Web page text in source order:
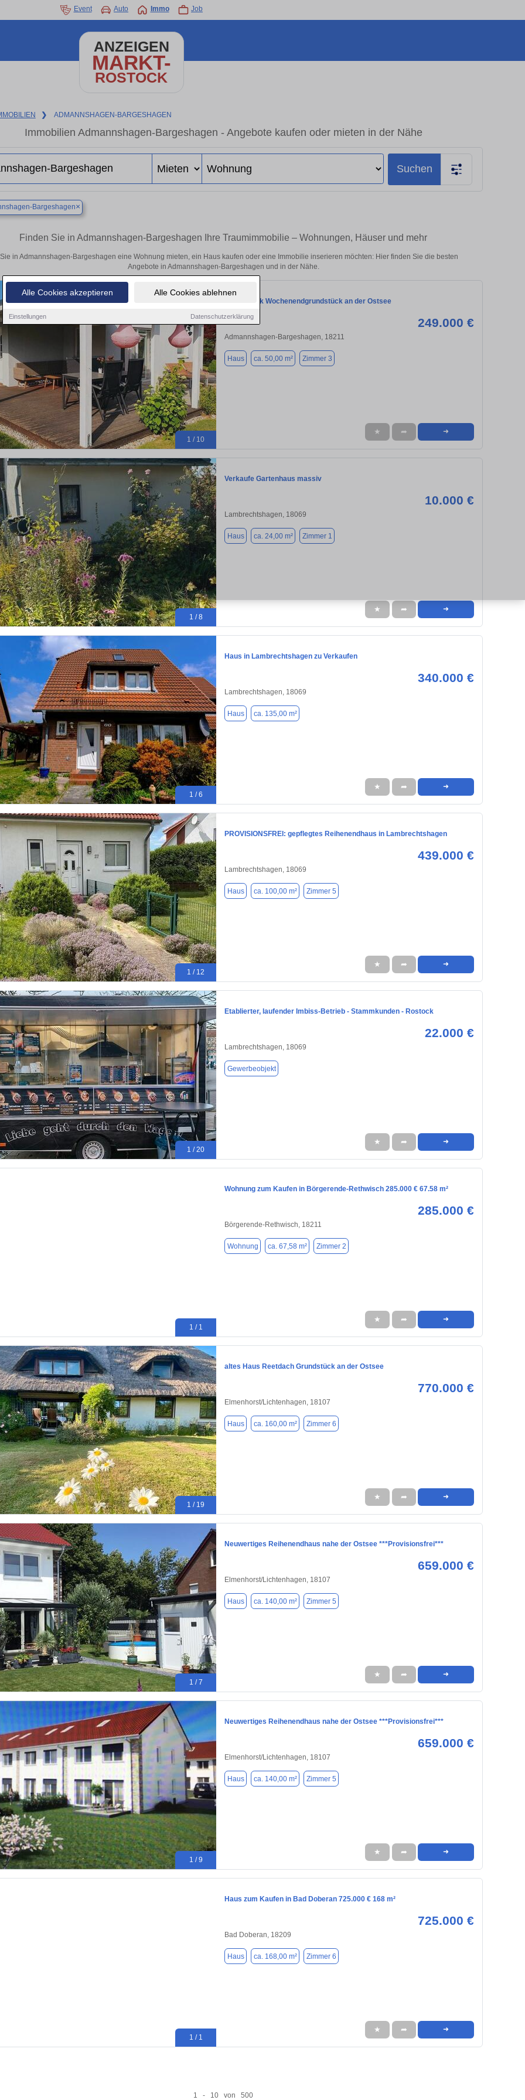
Alle Cookies akzeptieren Alle Cookies ablehnen
Einstellungen Datenschutzerklärung
Event Auto Immo Job
ANZEIGEN
MARKT-
ROSTOCK
❯ ADMANNSHAGEN-BARGESHAGEN
Immobilien Admannshagen-Bargeshagen - Angebote kaufen oder mieten in der Nähe
Suchen
Bargeshagen×
Finden Sie in Admannshagen-Bargeshagen Ihre Traumimmobilie – Wohnungen, Häuser und mehr
in Admannshagen-Bargeshagen eine Wohnung mieten, ein Haus kaufen oder eine Immobilie inserieren möchten: Hier finden Sie die besten
Angebote in Admannshagen-Bargeshagen und in der Nähe.
1 / 10
Grundstück Wochenendgrundstück an der Ostsee
249.000 €
Admannshagen-Bargeshagen, 18211
Haus ca. 50,00 m² Zimmer 3
★ ➦ ➜
1 / 8
Verkaufe Gartenhaus massiv
10.000 €
Lambrechtshagen, 18069
Haus ca. 24,00 m² Zimmer 1
★ ➦ ➜
1 / 6
Haus in Lambrechtshagen zu Verkaufen
340.000 €
Lambrechtshagen, 18069
Haus ca. 135,00 m²
★ ➦ ➜
1 / 12
PROVISIONSFREI: gepflegtes Reihenendhaus in Lambrechtshagen
439.000 €
Lambrechtshagen, 18069
Haus ca. 100,00 m² Zimmer 5
★ ➦ ➜
1 / 20
Etablierter, laufender Imbiss-Betrieb - Stammkunden - Rostock
22.000 €
Lambrechtshagen, 18069
Gewerbeobjekt
★ ➦ ➜
1 / 1
Wohnung zum Kaufen in Börgerende-Rethwisch 285.000 € 67.58 m²
285.000 €
Börgerende-Rethwisch, 18211
Wohnung ca. 67,58 m² Zimmer 2
★ ➦ ➜
1 / 19
altes Haus Reetdach Grundstück an der Ostsee
770.000 €
Elmenhorst/Lichtenhagen, 18107
Haus ca. 160,00 m² Zimmer 6
★ ➦ ➜
1 / 7
Neuwertiges Reihenendhaus nahe der Ostsee ***Provisionsfrei***
659.000 €
Elmenhorst/Lichtenhagen, 18107
Haus ca. 140,00 m² Zimmer 5
★ ➦ ➜
1 / 9
Neuwertiges Reihenendhaus nahe der Ostsee ***Provisionsfrei***
659.000 €
Elmenhorst/Lichtenhagen, 18107
Haus ca. 140,00 m² Zimmer 5
★ ➦ ➜
1 / 1
Haus zum Kaufen in Bad Doberan 725.000 € 168 m²
725.000 €
Bad Doberan, 18209
Haus ca. 168,00 m² Zimmer 6
★ ➦ ➜
1 - 10 von 500